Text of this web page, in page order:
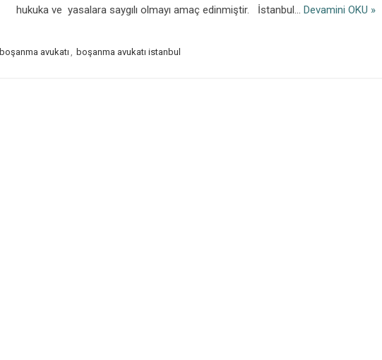
hukuka ve yasalara saygılı olmayı amaç edinmiştir. İstanbul… Devamini OKU »
boşanma avukatı , boşanma avukatı istanbul